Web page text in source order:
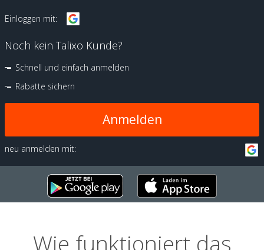
Einloggen mit:
Noch kein Talixo Kunde?
Schnell und einfach anmelden
Rabatte sichern
Anmelden
neu anmelden mit:
Wie funktioniert das